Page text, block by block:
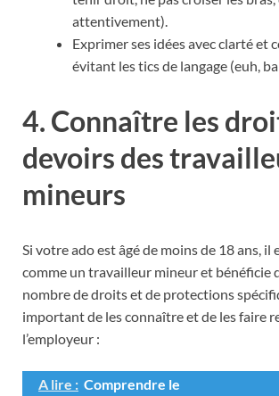
attentivement).
Exprimer ses idées avec clarté et
évitant les tics de langage (euh,
4. Connaître les
devoirs des
mineurs
Si votre ado est âgé de moins de 18 ans, il
comme un travailleur mineur et bénéficie
nombre de droits et de protections
important de les connaître et de les faire
l’employeur :
A lire : Comprendre le